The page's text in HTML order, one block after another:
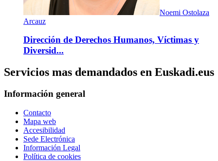
Noemi Ostolaza
Arcauz
Dirección de Derechos Humanos, Víctimas y
Diversid...
Servicios mas demandados en Euskadi.eus
Información general
Contacto
Mapa web
Accesibilidad
Sede Electrónica
Información Legal
Política de cookies